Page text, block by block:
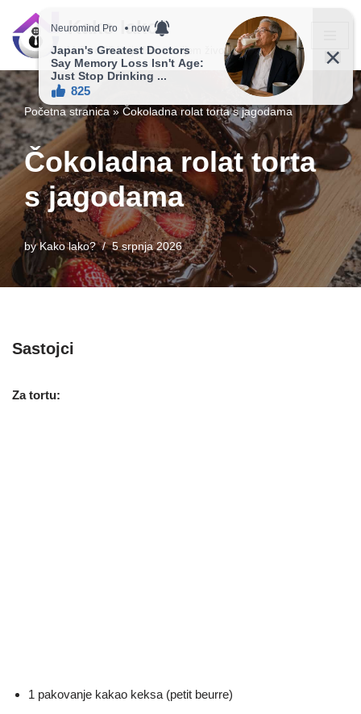
Skip
content
Kako lako?
Vaš vodič ka jednostavnijem životu!
Početna stranica» Čokoladna rolat torta s jagodama
Čokoladna rolat torta
s jagodama
byKako lako? 5 srpnja 2026
Sastojci
Za tortu:
1 pakovanje kakao keksa (petit beurre)